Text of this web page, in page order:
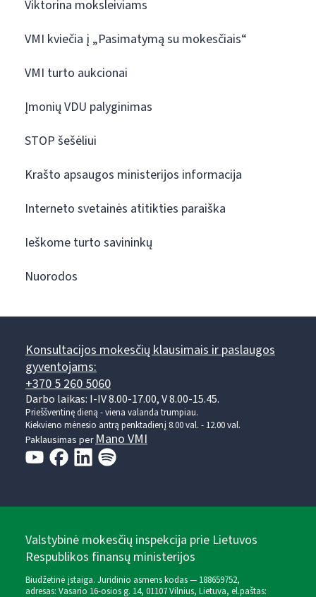
Viktorina moksleiviams
VMI kviečia į „Pasimatymą su mokesčiais“
VMI turto aukcionai
Įmonių VDU palyginimas
STOP šešėliui
Krašto apsaugos ministerijos informacija
Interneto svetainės atitikties paraiška
Ieškome turto savininkų
Nuorodos
Konsultacijos mokesčių klausimais ir paslaugos
gyventojams:
+370 5 260 5060
Darbo laikas: I-IV 8.00-17.00, V 8.00-15.45.
Prieššventinę dieną - viena valanda trumpiau.
Kiekvieno mėnesio antrą penktadienį 8.00 val. - 12.00 val.
Paklausimas per Mano VMI
Valstybinė mokesčių inspekcija prie Lietuvos
Respublikos finansų ministerijos
Biudžetinė įstaiga. Juridinio asmens kodas — 188659752,
adresas: Vasario 16-osios g. 14, 01107 Vilnius, Lietuva, el.paštas: